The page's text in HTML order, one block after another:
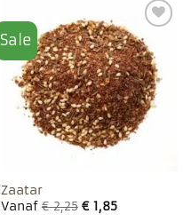
Sale
Toevoegen
aan
favorieten
Zaatar
Vanaf€2,25 €1,85